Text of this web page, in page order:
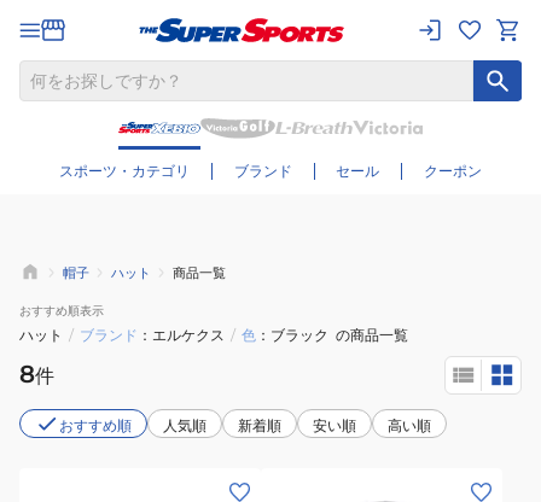
スポーツ・カテゴリ ブランド セール クーポン
さらに絞り込む
帽子 ハット 商品一覧
おすすめ順表示
ハット / ブランド エルケクス / 色 ブラック の商品一覧
8件
おすすめ順 人気順 新着順 安い順 高い順